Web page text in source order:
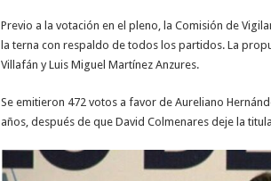
Previo a la votación en el pleno, la Comisión de
la terna con respaldo de todos los partidos. La
Villafán y Luis Miguel Martínez Anzures.
Se emitieron 472 votos a favor de Aureliano
años, después de que David Colmenares deje la